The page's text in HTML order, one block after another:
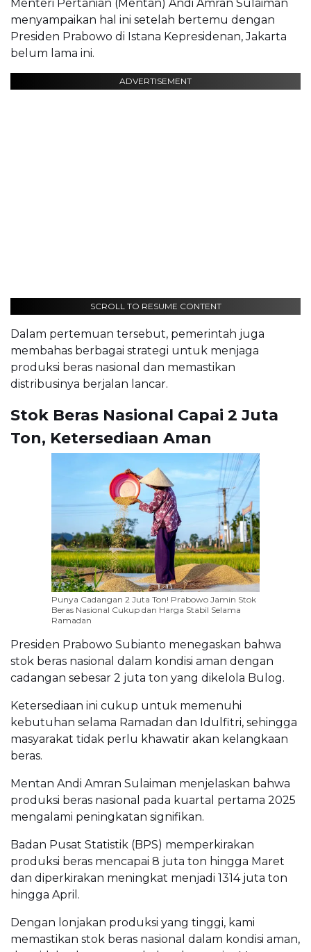
Menteri Pertanian (Mentan) Andi Amran Sulaiman
menyampaikan hal ini setelah bertemu dengan
Presiden Prabowo di Istana Kepresidenan, Jakarta
belum lama ini.
ADVERTISEMENT
SCROLL TO RESUME CONTENT
Dalam pertemuan tersebut, pemerintah juga
membahas berbagai strategi untuk menjaga
produksi beras nasional dan memastikan
distribusinya berjalan lancar.
Stok Beras Nasional Capai 2 Juta
Ton, Ketersediaan Aman
Punya Cadangan 2 Juta Ton! Prabowo Jamin Stok
Beras Nasional Cukup dan Harga Stabil Selama
Ramadan
Presiden Prabowo Subianto menegaskan bahwa
stok beras nasional dalam kondisi aman dengan
cadangan sebesar 2 juta ton yang dikelola Bulog.
Ketersediaan ini cukup untuk memenuhi
kebutuhan selama Ramadan dan Idulfitri, sehingga
masyarakat tidak perlu khawatir akan kelangkaan
beras.
Mentan Andi Amran Sulaiman menjelaskan bahwa
produksi beras nasional pada kuartal pertama 2025
mengalami peningkatan signifikan.
Badan Pusat Statistik (BPS) memperkirakan
produksi beras mencapai 8 juta ton hingga Maret
dan diperkirakan meningkat menjadi 1314 juta ton
hingga April.
Dengan lonjakan produksi yang tinggi, kami
memastikan stok beras nasional dalam kondisi aman,